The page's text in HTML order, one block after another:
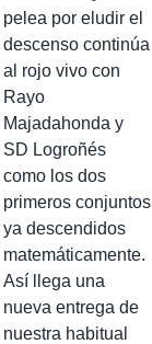
pelea por eludir el
descenso continúa
al rojo vivo con
Rayo
Majadahonda y
SD Logroñés
como los dos
primeros conjuntos
ya descendidos
matemáticamente.
Así llega una
nueva entrega de
nuestra habitual